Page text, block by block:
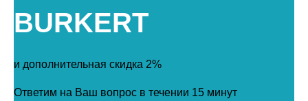
BURKERT
и дополнительная скидка 2%
Ответим на Ваш вопрос в течении 15 минут